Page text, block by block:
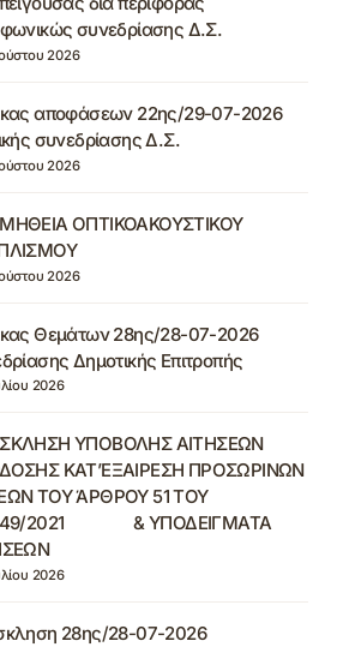
συνεδρίασης Δ.Σ.
2026
αποφάσεων 22ης/29-07-2026
συνεδρίασης Δ.Σ.
2026
ΟΠΤΙΚΟΑΚΟΥΣΤΙΚΟΥ
2026
Θεμάτων 28ης/28-07-2026
Δημοτικής Επιτροπής
2026
ΥΠΟΒΟΛΗΣ ΑΙΤΗΣΕΩΝ
ΚΑΤ’ΕΞΑΙΡΕΣΗ ΠΡΟΣΩΡΙΝΩΝ
ΤΟΥ ΆΡΘΡΟΥ 51 ΤΟΥ
2021 & ΥΠΟΔΕΙΓΜΑΤΑ
2026
28ης/28-07-2026